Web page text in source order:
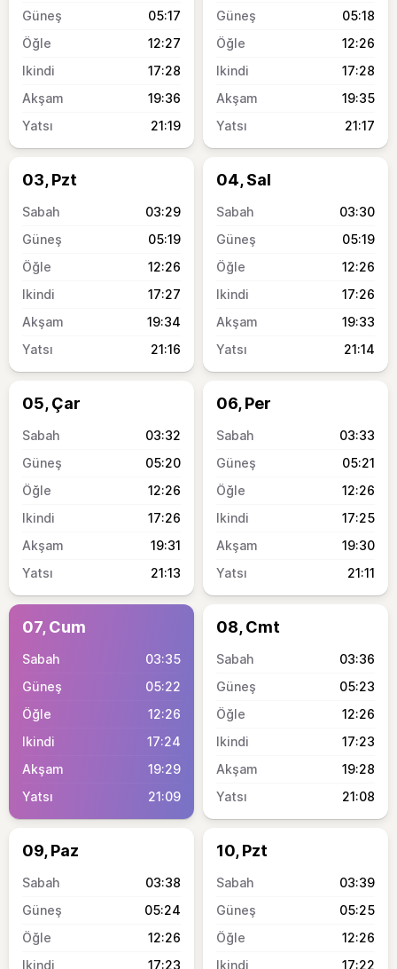
05:17
12:27
17:28
19:36
21:19
05:18
12:26
17:28
19:35
21:17
03, Pzt
03:29
05:19
12:26
17:27
19:34
21:16
04, Sal
03:30
05:19
12:26
17:26
19:33
21:14
05, Çar
03:32
05:20
12:26
17:26
19:31
21:13
06, Per
03:33
05:21
12:26
17:25
19:30
21:11
07, Cum
03:35
05:22
12:26
17:24
19:29
21:09
08, Cmt
03:36
05:23
12:26
17:23
19:28
21:08
09, Paz
03:38
05:24
12:26
17:23
10, Pzt
03:39
05:25
12:26
17:22